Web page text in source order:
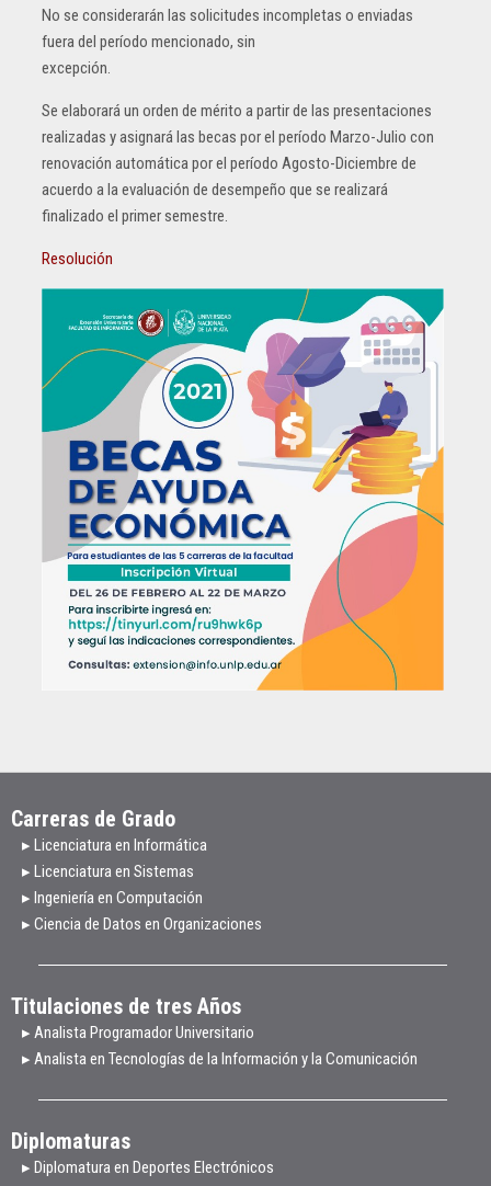
No se considerarán las solicitudes incompletas o enviadas
fuera del período mencionado, sin
excepción.
Se elaborará un orden de mérito a partir de las presentaciones
realizadas y asignará las becas por el período Marzo-Julio con
renovación automática por el período Agosto-Diciembre de
acuerdo a la evaluación de desempeño que se realizará
finalizado el primer semestre.
Resolución
Carreras de Grado
▸ Licenciatura en Informática
▸ Licenciatura en Sistemas
▸ Ingeniería en Computación
▸ Ciencia de Datos en Organizaciones
Titulaciones de tres Años
▸ Analista Programador Universitario
▸ Analista en Tecnologías de la Información y la Comunicación
Diplomaturas
▸ Diplomatura en Deportes Electrónicos